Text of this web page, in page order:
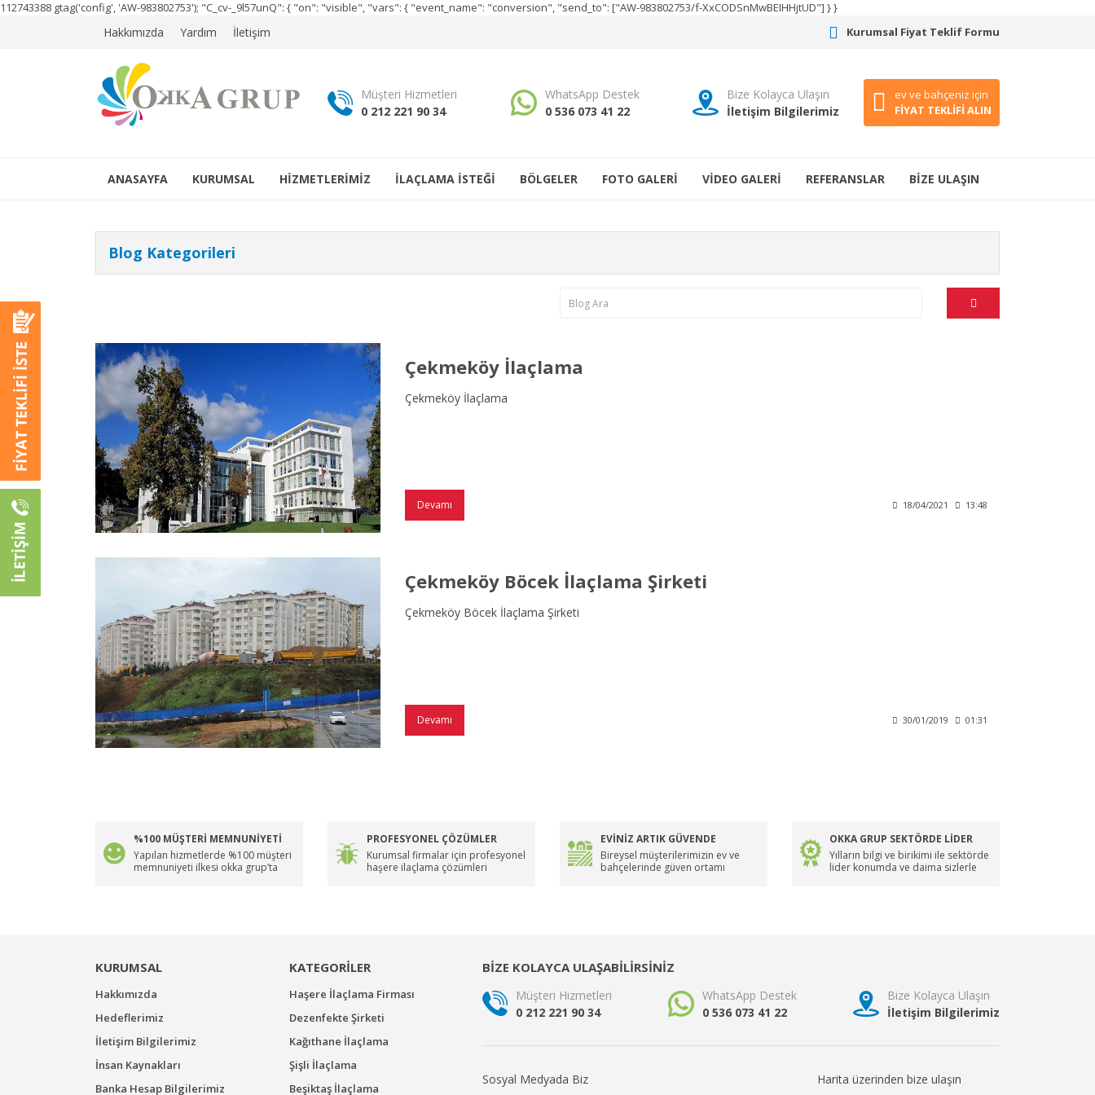
112743388 gtag('config', 'AW-983802753'); "C_cv-_9l57unQ": { "on": "visible", "vars": { "event_name": "conversion", "send_to": ["AW-983802753/f-XxCODSnMwBEIHHjtUD"] } }
Hakkımızda Yardım İletişim Kurumsal Fiyat Teklif Formu
Müşteri Hizmetleri
0 212 221 90 34
WhatsApp Destek
0 536 073 41 22
Bize Kolayca Ulaşın
İletişim Bilgilerimiz
ev ve bahçeniz için
FİYAT TEKLİFİ ALIN
ANASAYFA KURUMSAL HİZMETLERİMİZ İLAÇLAMA İSTEĞİ BÖLGELER FOTO GALERİ VİDEO GALERİ REFERANSLAR BİZE ULAŞIN
Blog Kategorileri
Çekmeköy İlaçlama
Çekmeköy İlaçlama
Devamı 18/04/2021 13:48
Çekmeköy Böcek İlaçlama Şirketi
Çekmeköy Böcek İlaçlama Şirketi
Devamı 30/01/2019 01:31
%100 MÜŞTERİ MEMNUNİYETİ
Yapılan hizmetlerde %100 müşteri
memnuniyeti ilkesi okka grup’ta
PROFESYONEL ÇÖZÜMLER
Kurumsal firmalar için profesyonel
haşere ilaçlama çözümleri
EVİNİZ ARTIK GÜVENDE
Bireysel müşterilerimizin ev ve
bahçelerinde güven ortamı
OKKA GRUP SEKTÖRDE LİDER
Yılların bilgi ve birikimi ile sektörde
lider konumda ve daima sizlerle
KURUMSAL
Hakkımızda
Hedeflerimiz
İletişim Bilgilerimiz
İnsan Kaynakları
Banka Hesap Bilgilerimiz
KATEGORİLER
Haşere İlaçlama Firması
Dezenfekte Şirketi
Kağıthane İlaçlama
Şişli İlaçlama
Beşiktaş İlaçlama
BİZE KOLAYCA ULAŞABİLİRSİNİZ
Müşteri Hizmetleri
0 212 221 90 34
WhatsApp Destek
0 536 073 41 22
Bize Kolayca Ulaşın
İletişim Bilgilerimiz
Sosyal Medyada Biz Harita üzerinden bize ulaşın